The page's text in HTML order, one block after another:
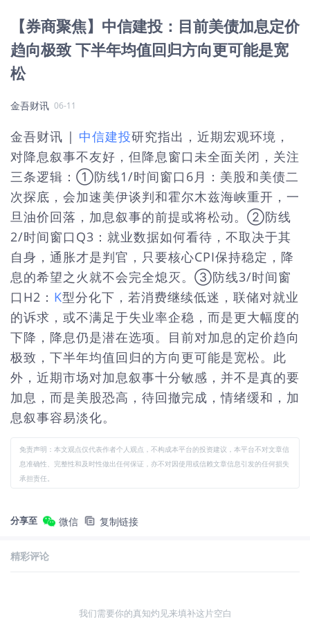
【券商聚焦】中信建投：目前美债加息定价
趋向极致 下半年均值回归方向更可能是宽
松
金吾财讯 06-11
金吾财讯 | 中信建投研究指出，近期宏观环境，
对降息叙事不友好，但降息窗口未全面关闭，关注
三条逻辑：①防线1/时间窗口6月：美股和美债二
次探底，会加速美伊谈判和霍尔木兹海峡重开，一
旦油价回落，加息叙事的前提或将松动。②防线
2/时间窗口Q3：就业数据如何看待，不取决于其
自身，通胀才是判官，只要核心CPI保持稳定，降
息的希望之火就不会完全熄灭。③防线3/时间窗
口H2： K型分化下，若消费继续低迷，联储对就业
的诉求，或不满足于失业率企稳，而是更大幅度的
下降，降息仍是潜在选项。目前对加息的定价趋向
极致，下半年均值回归的方向更可能是宽松。此
外，近期市场对加息叙事十分敏感，并不是真的要
加息，而是美股恐高，待回撤完成，情绪缓和，加
息叙事容易淡化。
免责声明：本文观点仅代表作者个人观点，不构成本平台的投资建议，本平台不对文章信
息准确性、完整性和及时性做出任何保证，亦不对因使用或信赖文章信息引发的任何损失
承担责任。
分享至 微信 复制链接
精彩评论
我们需要你的真知灼见来填补这片空白